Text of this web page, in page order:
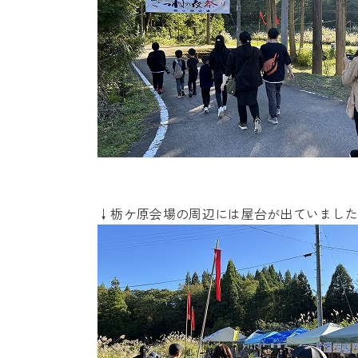
↓栃ケ原会場の周辺には屋台が出ていまし